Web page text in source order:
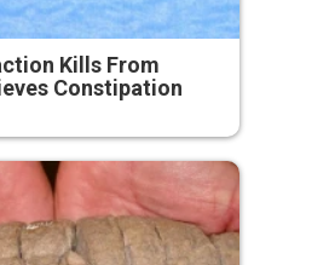
Kills From
Constipation